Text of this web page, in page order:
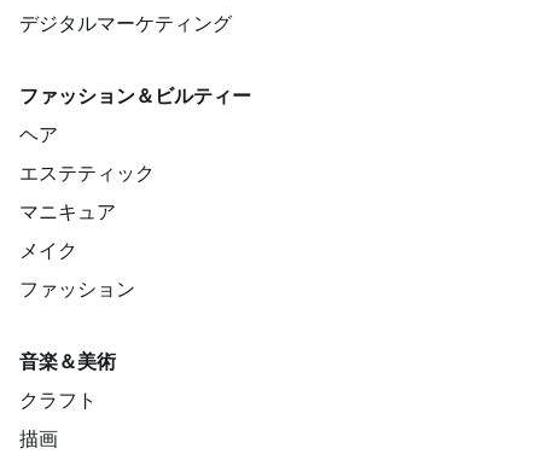
デジタルマーケティング
ファッション＆ビルティー
ヘア
エステティック
マニキュア
メイク
ファッション
音楽＆美術
クラフト
描画